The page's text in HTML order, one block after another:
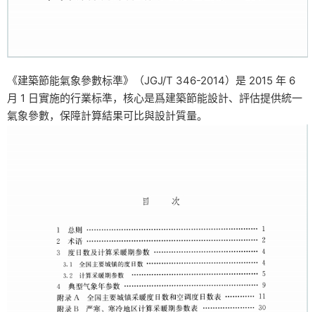
《建築節能氣象參數标準》（JGJ/T 346-2014）是 2015 年 6
月 1 日實施的行業标準，核心是爲建築節能設計、評估提供統一
氣象參數，保障計算結果可比與設計質量。